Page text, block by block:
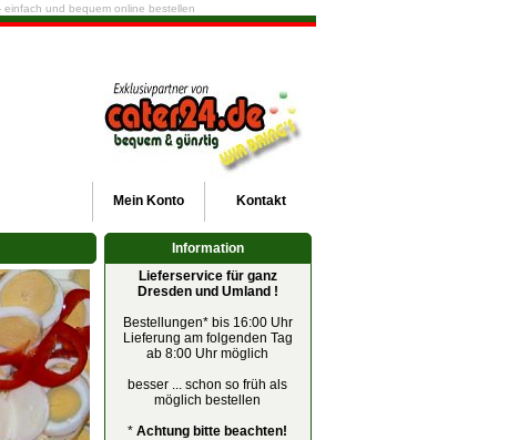
einfach und bequem online bestellen
Kontakt
Mein Konto
Information
Lieferservice für ganz
Dresden und Umland !
Bestellungen* bis 16:00 Uhr
Lieferung am folgenden Tag
ab 8:00 Uhr möglich
besser ... schon so früh als
möglich bestellen
*Achtung bitte beachten!